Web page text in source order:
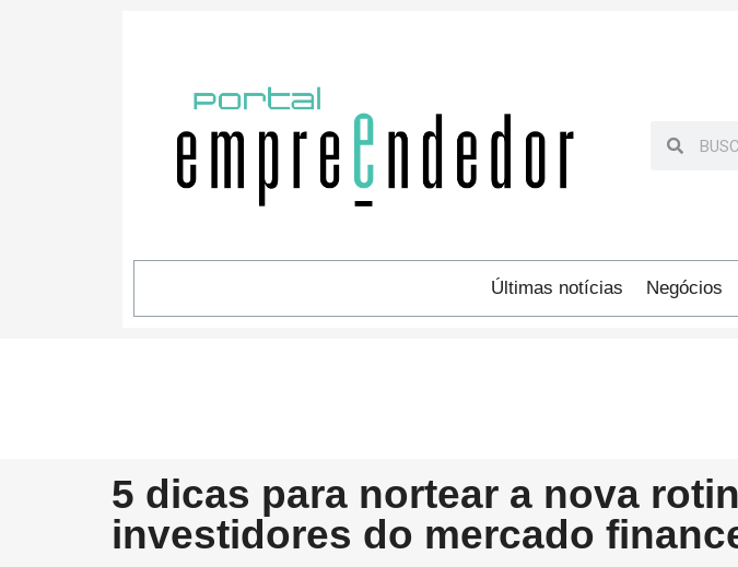
Últimas notícias Negócios
5 dicas para nortear a nova
investidores do mercado